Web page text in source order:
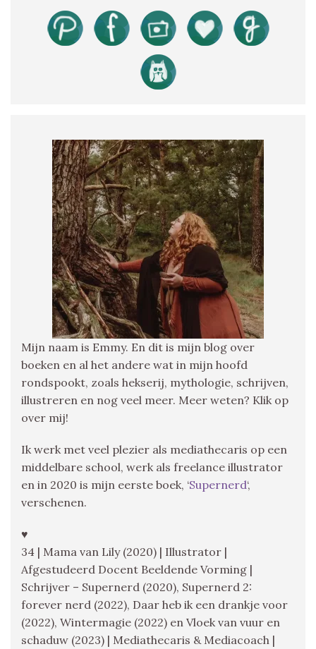
Mijn naam is Emmy. En dit is mijn blog over
boeken en al het andere wat in mijn hoofd
rondspookt, zoals hekserij, mythologie, schrijven,
illustreren en nog veel meer. Meer weten? Klik op
over mij!
Ik werk met veel plezier als mediathecaris op een
middelbare school, werk als freelance illustrator
en in 2020 is mijn eerste boek, ‘Supernerd‘,
verschenen.
♥
34 | Mama van Lily (2020) | Illustrator |
Afgestudeerd Docent Beeldende Vorming |
Schrijver – Supernerd (2020), Supernerd 2:
forever nerd (2022), Daar heb ik een drankje voor
(2022), Wintermagie (2022) en Vloek van vuur en
schaduw (2023) | Mediathecaris & Mediacoach |